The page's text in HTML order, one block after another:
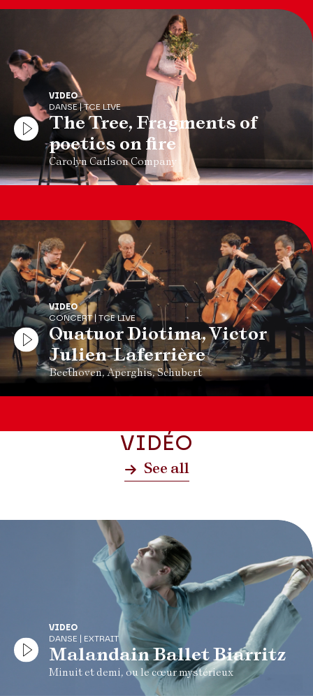
VIDEO
DANSE | TCE LIVE
The Tree, Fragments of
poetics on fire
Carolyn Carlson Company
VIDEO
CONCERT | TCE LIVE
Quatuor Diotima, Victor
Julien-Laferrière
Beethoven, Aperghis, Schubert
VIDÉO
See all
VIDEO
DANSE | EXTRAIT
Malandain Ballet Biarritz
Minuit et demi, ou le cœur mystérieux